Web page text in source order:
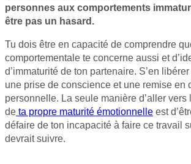
personnes aux comportements
être pas un hasard.
Tu dois être en capacité de comprendre
comportementale te concerne aussi et
d’immaturité de ton partenaire. S’en
une prise de conscience et une remise en
personnelle. La seule manière d’aller
de ta propre maturité émotionnelle est
défaire de ton incapacité à faire ce travail
devrait suivre.